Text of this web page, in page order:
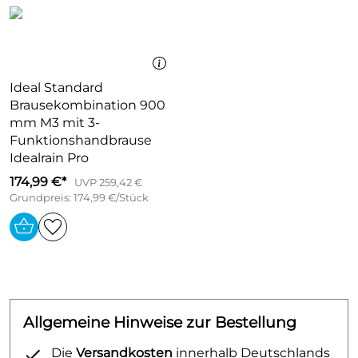
schwenkt nach links und rechts sowie oben und
unten
maximale Durchflussmenge bei 3 bar: 15 l/min
verchromte Wandstütze aus Kunststoff
Ideal Standard
Brausekombination 900
mm M3 mit 3-
Funktionshandbrause
Idealrain Pro
174,99 €*
UVP 259,42 €
Grundpreis: 174,99 €/Stück
Allgemeine Hinweise zur Bestellung
Die Versandkosten innerhalb Deutschlands